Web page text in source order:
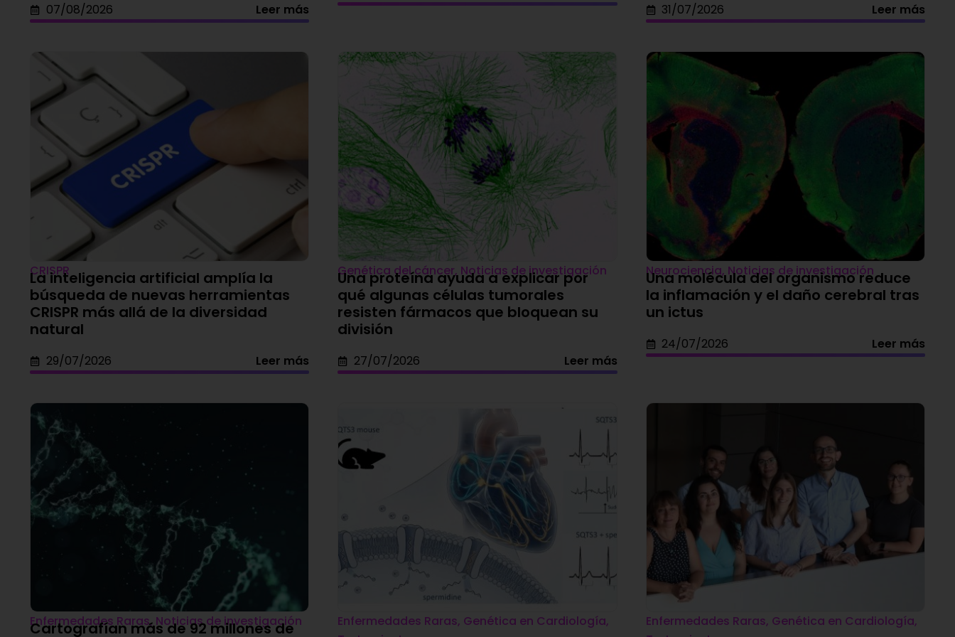
07/08/2026 Leer más 31/07/2026 Leer más
CRISPR
La inteligencia artificial amplía la
búsqueda de nuevas herramientas
CRISPR más allá de la diversidad
natural
29/07/2026 Leer más
Genética del cáncer, Noticias de investigación
Una proteína ayuda a explicar por
qué algunas células tumorales
resisten fármacos que bloquean su
división
27/07/2026 Leer más
Neurociencia, Noticias de investigación
Una molécula del organismo reduce
la inflamación y el daño cerebral tras
un ictus
24/07/2026 Leer más
Enfermedades Raras, Noticias de investigación
Cartografían más de 92 millones de
Enfermedades Raras, Genética en Cardiología,
Enfermedades Raras, Genética en Cardiología,